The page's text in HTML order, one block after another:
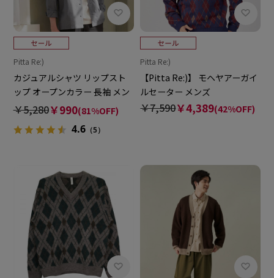
Pitta Re:)
カジュアルシャツ リップスト
ップ オープンカラー 長袖 メン
ズ
￥5,280￥990(81%OFF)
4.6（5）
Pitta Re:)
【Pitta Re:)】 モヘヤアーガイ
ルセーター メンズ
￥7,590￥4,389(42%OFF)